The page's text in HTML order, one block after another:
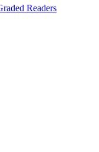
Readers